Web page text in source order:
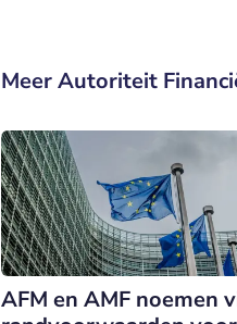
Meer Autoriteit
AFM en AMF noemen